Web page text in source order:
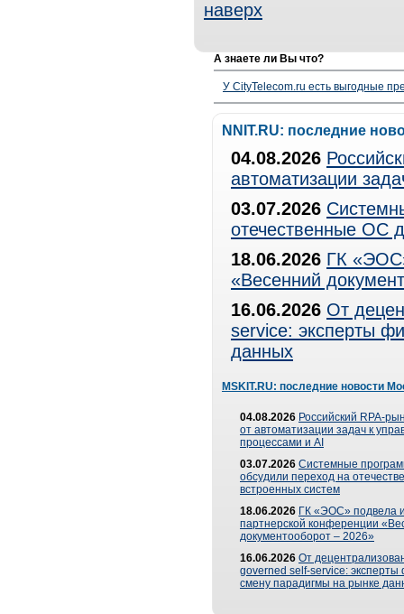
наверх
А знаете ли Вы что?
У CityTelecom.ru есть выгодные
NNIT.RU: последние
04.08.2026
автоматизации
03.07.2026
отечественные ОС
18.06.2026 ГК
«Весенний
16.06.2026 От
service: эксперты
данных
MSKIT.RU: последние новости
04.08.2026 Российский RPA-
от автоматизации задач к
процессами и AI
03.07.2026 Системные
обсудили переход на
встроенных систем
18.06.2026 ГК «ЭОС» подвела
партнерской конференции
документооборот – 2026»
16.06.2026 От
governed self-service: эксперты
смену парадигмы на рынке